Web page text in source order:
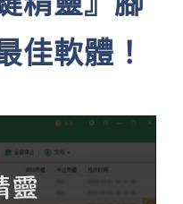
佳軟體！